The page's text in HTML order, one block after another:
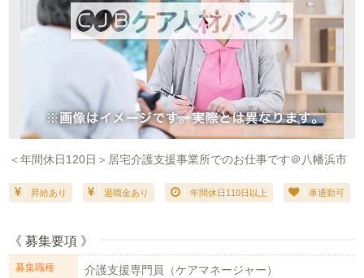
＜年間休日120日＞居宅介護支援事業所でのお仕事です＠八幡浜市
昇給あり 退職金あり 年間休日110日以上 車通勤可
《 募集要項 》
募集職種 介護支援専門員（ケアマネージャー）